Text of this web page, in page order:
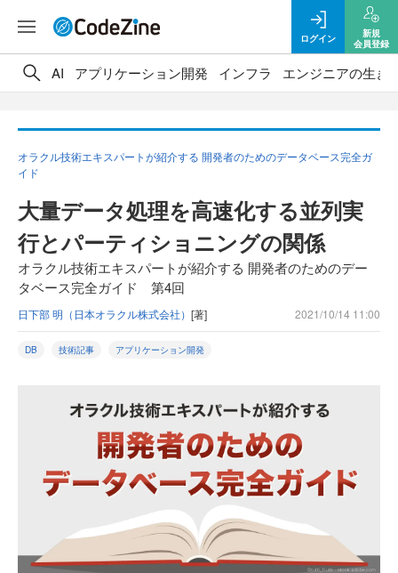
ログイン
新規
会員登録
AI アプリケーション開発 インフラ エンジニアの生き
オラクル技術エキスパートが紹介する 開発者のためのデータベース完全ガ
イド
大量データ処理を高速化する並列実
行とパーティショニングの関係
オラクル技術エキスパートが紹介する 開発者のためのデー
タベース完全ガイド 第4回
日下部 明（日本オラクル株式会社） [著] 2021/10/14 11:00
DB 技術記事 アプリケーション開発